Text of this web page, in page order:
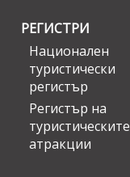
РЕГИСТРИ
Национален
туристически
регистър
Регистър на
туристическите
атракции